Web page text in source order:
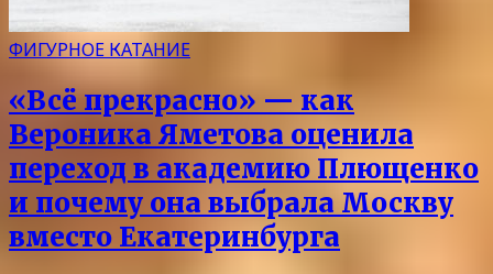
ФИГУРНОЕ КАТАНИЕ
«Всё прекрасно» — как
Вероника Яметова оценила
переход в академию Плющенко
и почему она выбрала Москву
вместо Екатеринбурга